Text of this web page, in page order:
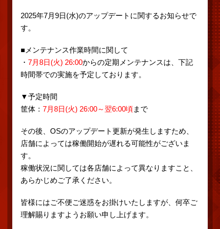
2025年7月9日(水)のアップデートに関するお知らせで
す。
■メンテナンス作業時間に関して
・ 7月8日(火) 26:00からの定期メンテナンスは、下記
時間帯での実施を予定しております。
▼予定時間
筐体： 7月8日(火) 26:00～翌6:00頃まで
その後、OSのアップデート更新が発生しますため、
店舗によっては稼働開始が遅れる可能性がございま
す。
稼働状況に関しては各店舗によって異なりますこと、
あらかじめご了承ください。
皆様にはご不便ご迷惑をお掛けいたしますが、何卒ご
理解賜りますようお願い申し上げます。